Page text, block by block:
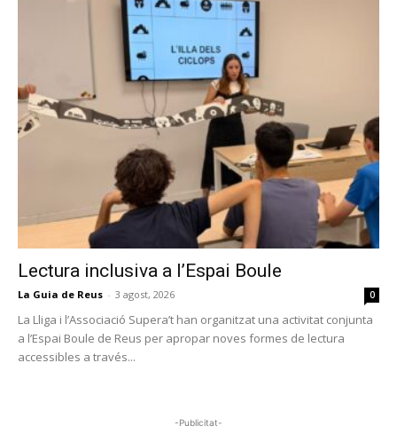
Lectura inclusiva a l’Espai Boule
La Guia de Reus - 3 agost, 2026 0
La Lliga i l’Associació Supera’t han organitzat una activitat conjunta
a l’Espai Boule de Reus per apropar noves formes de lectura
accessibles a través...
-Publicitat-